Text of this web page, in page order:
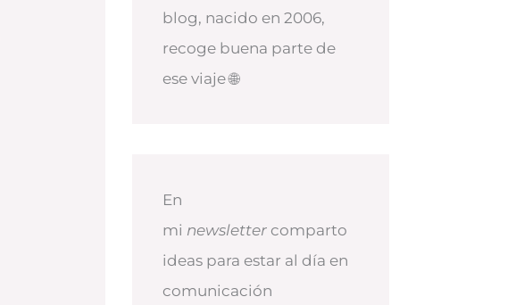
blog, nacido en 2006,
recoge buena parte de
ese viaje 🌐
En
mi newsletter comparto
ideas para estar al día en
comunicación